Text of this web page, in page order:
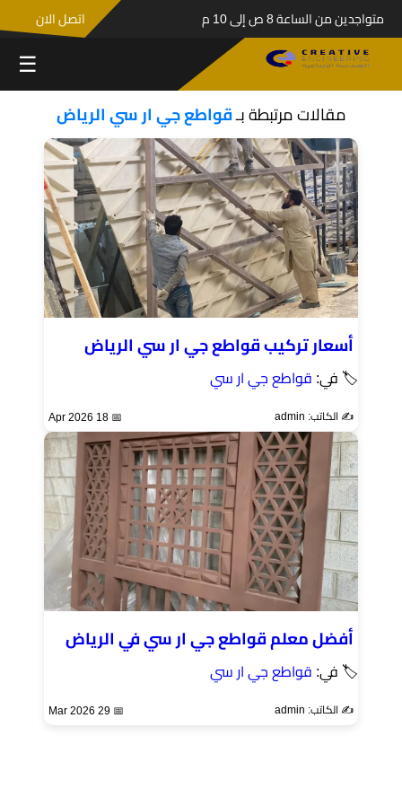
متواجدين من الساعة 8 ص إلى 10 م اتصل الان
☰
مقالات مرتبطة بـقواطع جي ار سي الرياض
أسعار تركيب قواطع جي ار سي الرياض
🏷 في: قواطع جي ار سي
✍️ الكاتب: admin 📅 18 Apr 2026
أفضل معلم قواطع جي ار سي في الرياض
🏷 في: قواطع جي ار سي
✍️ الكاتب: admin 📅 29 Mar 2026